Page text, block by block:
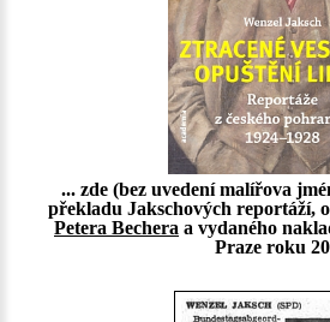
... zde (bez uvedení malířova
překladu Jakschových reportáží,
Petera Bechera a vydaného
Praze roku